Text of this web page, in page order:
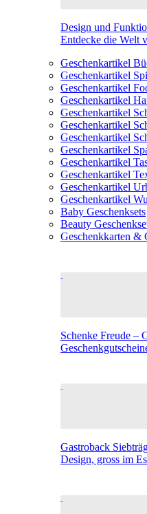
Design und
Entdecke die Welt
Geschenkartikel
Geschenkartikel
Geschenkartikel
Geschenkartikel
Geschenkartikel
Geschenkartikel
Geschenkartikel
Geschenkartikel
Geschenkartikel
Geschenkartikel
Geschenkartikel
Geschenkartikel
Baby Geschenksets
Beauty
Geschenkkarten &
Schenke Freude –
Gastroback
Design, gross im